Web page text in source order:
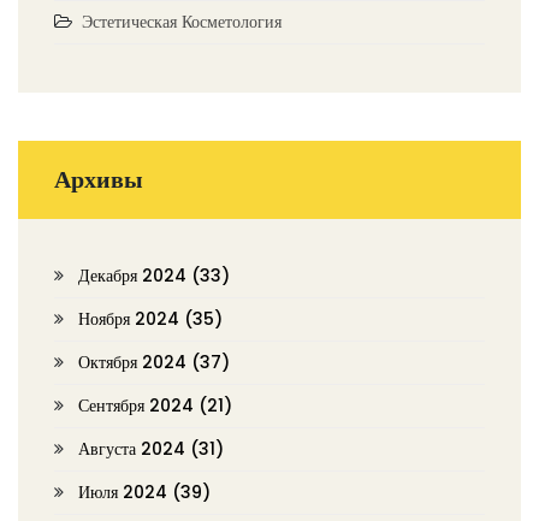
Эстетическая Косметология
Архивы
Декабря 2024 (33)
Ноября 2024 (35)
Октября 2024 (37)
Сентября 2024 (21)
Августа 2024 (31)
Июля 2024 (39)